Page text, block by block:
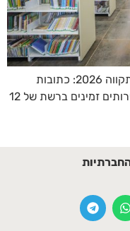
מדריך מקיף לספריות העירוניות בפתח תקווה 2026: כתובות
מדויקות, שעות פתיחה, מספרי טלפון ושירותים זמינים ברשת של 12